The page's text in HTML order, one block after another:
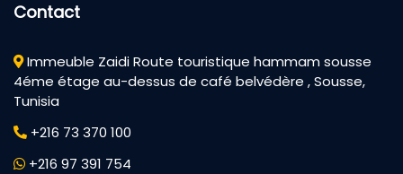
Contact
Immeuble Zaidi Route touristique hammam sousse
4éme étage au-dessus de café belvédère , Sousse,
Tunisia
+216 73 370 100
+216 97 391 754